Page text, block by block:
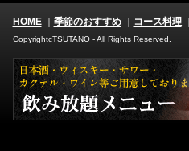
HOME｜ 季節のおすすめ｜ コース料理｜
CopyrightcTSUTANO - All Rights Reserved.